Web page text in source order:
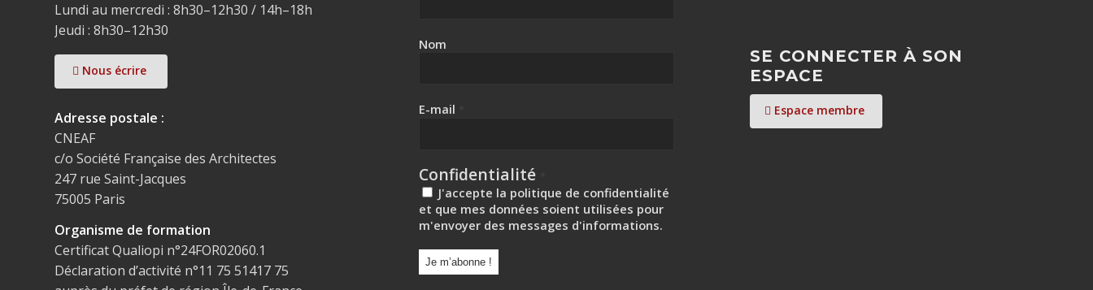
Lundi au mercredi : 8h30–12h30 / 14h–18h
Jeudi : 8h30–12h30
Nous écrire
Adresse postale :
CNEAF
c/o Société Française des Architectes
247 rue Saint-Jacques
75005 Paris
Organisme de formation
Certificat Qualiopi n°24FOR02060.1
Déclaration d’activité n°11 75 51417 75
Nom
E-mail
Confidentialité
J'accepte la politique de confidentialité
et que mes données soient utilisées pour
m'envoyer des messages d'informations.
SE CONNECTER À SON
ESPACE
Espace membre